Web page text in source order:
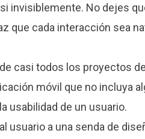
invisiblemente. No dejes
que cada interacción sea
casi todos los proyectos
móvil que no incluya
usabilidad de un usuario.
usuario a una senda de